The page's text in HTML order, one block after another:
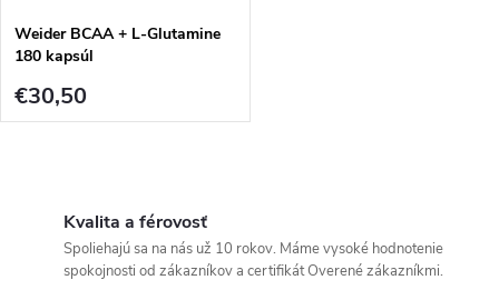
Weider BCAA + L-Glutamine
180 kapsúl
€30,50
Kvalita a férovosť
Spoliehajú sa na nás už 10 rokov. Máme vysoké hodnotenie
spokojnosti od zákazníkov a certifikát Overené zákazníkmi.